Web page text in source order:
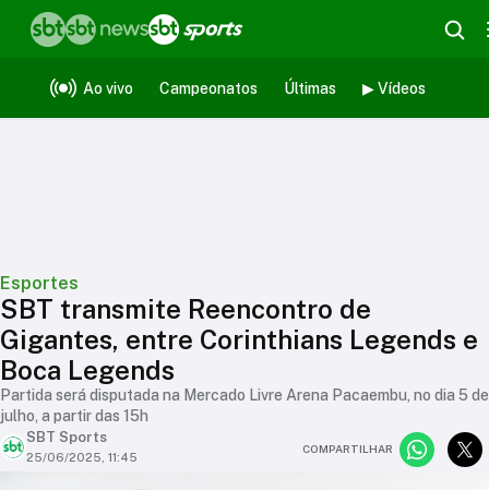
Ao vivo Campeonatos Últimas ▶ Vídeos
Esportes
SBT transmite Reencontro de
Gigantes, entre Corinthians Legends e
Boca Legends
Partida será disputada na Mercado Livre Arena Pacaembu, no dia 5 de
julho, a partir das 15h
SBT Sports
25/06/2025, 11:45
COMPARTILHAR